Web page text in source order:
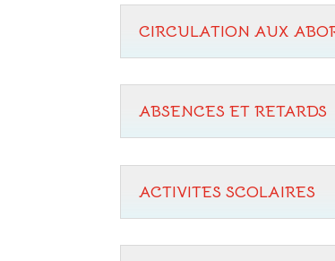
CIRCULATION AUX
ABSENCES ET RETARDS
ACTIVITES SCOLAIRES